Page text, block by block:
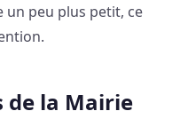
un peu plus petit, ce
de la Mairie